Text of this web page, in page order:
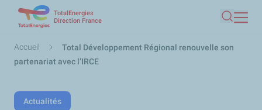
contenu
TotalEnergies
Direction France
Fil
d'Ariane
Accueil
Total Développement Régional renouvelle son
partenariat avec l’IRCE
Actualités